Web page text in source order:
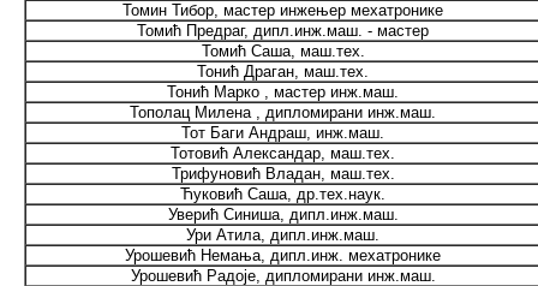
Томин Тибор, мастер инжењер мехатронике
Томић Предраг, дипл.инж.маш. - мастер
Томић Саша, маш.тех.
Тонић Драган, маш.тех.
Тонић Марко , мастер инж.маш.
Тополац Милена , дипломирани инж.маш.
Тот Баги Андраш, инж.маш.
Тотовић Александар, маш.тех.
Трифуновић Владан, маш.тех.
Ћуковић Саша, др.тех.наук.
Уверић Синиша, дипл.инж.маш.
Ури Атила, дипл.инж.маш.
Урошевић Немања, дипл.инж. мехатронике
Урошевић Радоје, дипломирани инж.маш.